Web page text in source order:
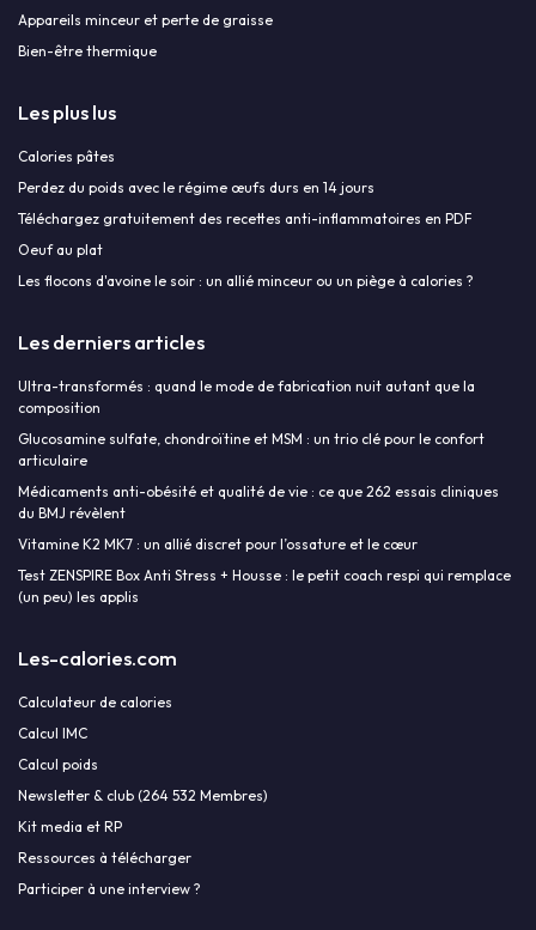
Appareils minceur et perte de graisse
Bien-être thermique
Les plus lus
Calories pâtes
Perdez du poids avec le régime œufs durs en 14 jours
Téléchargez gratuitement des recettes anti-inflammatoires en PDF
Oeuf au plat
Les flocons d'avoine le soir : un allié minceur ou un piège à calories ?
Les derniers articles
Ultra-transformés : quand le mode de fabrication nuit autant que la
composition
Glucosamine sulfate, chondroïtine et MSM : un trio clé pour le confort
articulaire
Médicaments anti-obésité et qualité de vie : ce que 262 essais cliniques
du BMJ révèlent
Vitamine K2 MK7 : un allié discret pour l’ossature et le cœur
Test ZENSPIRE Box Anti Stress + Housse : le petit coach respi qui remplace
(un peu) les applis
Les-calories.com
Calculateur de calories
Calcul IMC
Calcul poids
Newsletter & club (264 532 Membres)
Kit media et RP
Ressources à télécharger
Participer à une interview ?